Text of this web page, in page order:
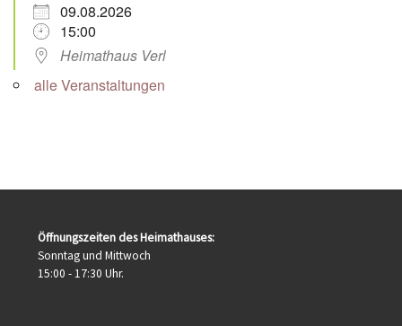
09.08.2026
15:00
Heimathaus Verl
alle Veranstaltungen
Öffnungszeiten des Heimathauses:
Sonntag und Mittwoch
15:00 - 17:30 Uhr.